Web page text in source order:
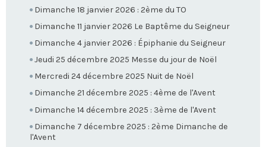
Dimanche 18 janvier 2026 : 2ème du TO
Dimanche 11 janvier 2026 Le Baptême du Seigneur
Dimanche 4 janvier 2026 : Épiphanie du Seigneur
Jeudi 25 décembre 2025 Messe du jour de Noël
Mercredi 24 décembre 2025 Nuit de Noël
Dimanche 21 décembre 2025 : 4ème de l'Avent
Dimanche 14 décembre 2025 : 3ème de l'Avent
Dimanche 7 décembre 2025 : 2ème Dimanche de
l'Avent